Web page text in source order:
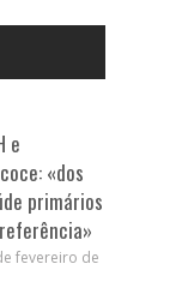
e
«dos
primários
fevereiro de